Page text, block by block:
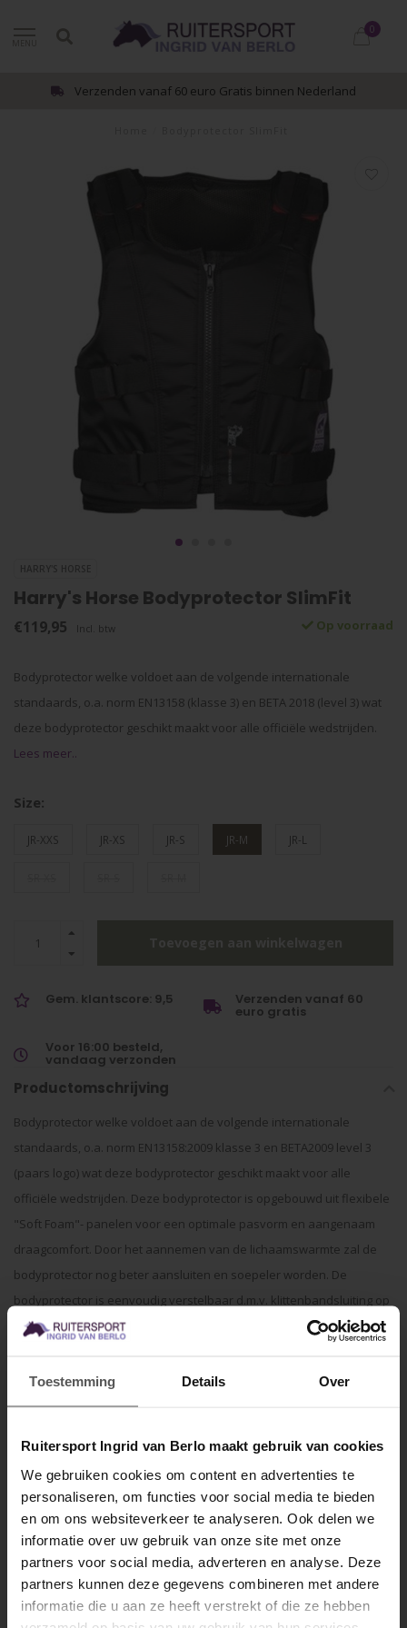
Toestemming Details Over
Ruitersport Ingrid van Berlo maakt gebruik van cookies
We gebruiken cookies om content en advertenties te
personaliseren, om functies voor social media te bieden
en om ons websiteverkeer te analyseren. Ook delen we
informatie over uw gebruik van onze site met onze
partners voor social media, adverteren en analyse. Deze
partners kunnen deze gegevens combineren met andere
informatie die u aan ze heeft verstrekt of die ze hebben
0
Verzenden vanaf 60 euro Gratis binnen Nederland
HARRY'S HORSE
Harry's Horse Bodyprotector SlimFit
€119,95 Incl. btw Op voorraad
Bodyprotector welke voldoet aan de volgende internationale
standaards, o.a. norm EN13158 (klasse 3) en BETA 2018 (level 3) wat
deze bodyprotector geschikt maakt voor alle officiële wedstrijden.
Lees meer..
Size:
JR-XXS JR-XS JR-S JR-M JR-L
Gem. klantscore: 9,5 Verzenden vanaf 60
euro gratis
Voor 16:00 besteld,
vandaag verzonden
Productomschrijving
Bodyprotector welke voldoet aan de volgende internationale
standaards, o.a. norm EN13158:2009 klasse 3 en BETA2009 level 3
(paars logo) wat deze bodyprotector geschikt maakt voor alle
officiële wedstrijden. Deze bodyprotector is opgebouwd uit flexibele
"Soft Foam"- panelen voor een optimale pasvorm en aangenaam
draagcomfort. Door het aannemen van de lichaamswarmte zal de
bodyprotector nog beter aansluiten en soepeler worden. De
bodyprotector is eenvoudig verstelbaar d.m.v. klittenbandsluiting op
de schouders en in de taille. Voorzien van reflecterende biezen en
Fill: High density foam
Specificaties
Gerelateerde producten
MELD JE AAN VOOR
10% KORTING
.